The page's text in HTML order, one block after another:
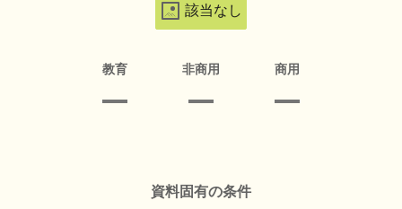
該当なし
教育 非商用 商用
資料固有の条件